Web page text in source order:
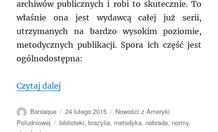
archiwów publicznych i robi to skutecznie. To
właśnie ona jest wydawcą całej już serii,
utrzymanych na bardzo wysokim poziomie,
metodycznych publikacji. Spora ich część jest
ogólnodostępna:
Czytaj dalej
Autor
Baniaque
Data
publikacji
24 lutego 2015 Kategorie
Nowości z Ameryki
Południowej
Tagi
biblioteki,brazylia, metodyka, nobrade, normy,